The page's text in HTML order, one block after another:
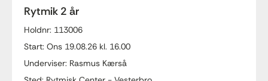
Rytmik 2 år
Holdnr: 113006
Start: Ons 19.08.26 kl. 16.00
Underviser: Rasmus Kærså